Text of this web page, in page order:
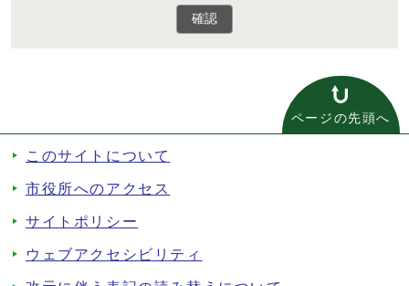
確認
ページの先頭へ
このサイトについて
市役所へのアクセス
サイトポリシー
ウェブアクセシビリティ